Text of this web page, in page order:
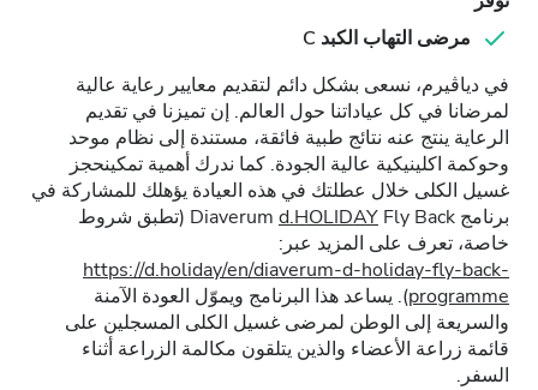
مرضى التهاب الكبد C
في دياڤيرم، نسعى بشكل دائم لتقديم معايير رعاية عالية
لمرضانا في كل عياداتنا حول العالم. إن تميزنا في تقديم
الرعاية ينتج عنه نتائج طبية فائقة، مستندة إلى نظام موحد
وحوكمة اكلينيكية عالية الجودة. كما ندرك أهمية تمكينحجز
غسيل الكلى خلال عطلتك في هذه العيادة يؤهلك للمشاركة في
برنامج Diaverum
d.HOLIDAY
Fly Back (تطبق شروط
خاصة، تعرف على المزيد عبر:
https://d.holiday/en/diaverum-d-holiday-fly-back-
programme). يساعد هذا البرنامج ويموّل العودة الآمنة
والسريعة إلى الوطن لمرضى غسيل الكلى المسجلين على
قائمة زراعة الأعضاء والذين يتلقون مكالمة الزراعة أثناء
السفر.